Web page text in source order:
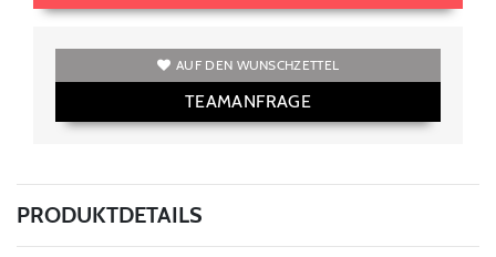
AUF DEN WUNSCHZETTEL
TEAMANFRAGE
PRODUKTDETAILS